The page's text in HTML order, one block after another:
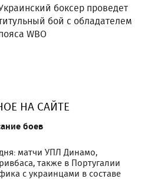
боксер проведет
бой с обладателем
WBO
НА САЙТЕ
боев
матчи УПЛ Динамо,
также в Португалии
с украинцами в составе